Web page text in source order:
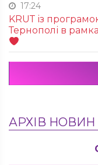
17:24
KRUТ із
Тернополі в
АРХІВ НОВИН